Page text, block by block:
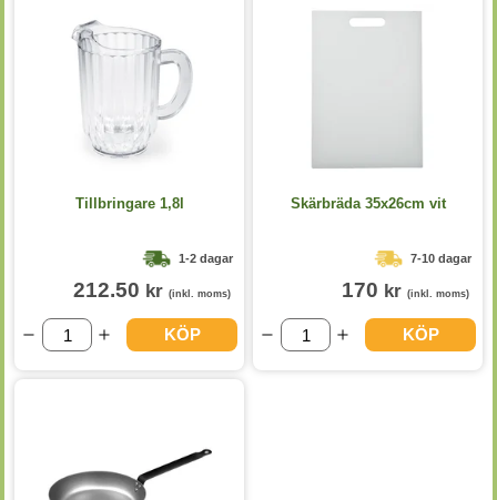
Tillbringare 1,8l
1-2 dagar
212.50 kr (inkl. moms)
KÖP
Skärbräda 35x26cm vit
7-10 dagar
170 kr (inkl. moms)
KÖP